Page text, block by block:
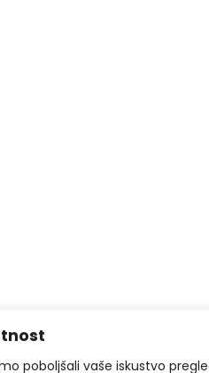
poboljšali vaše iskustvo